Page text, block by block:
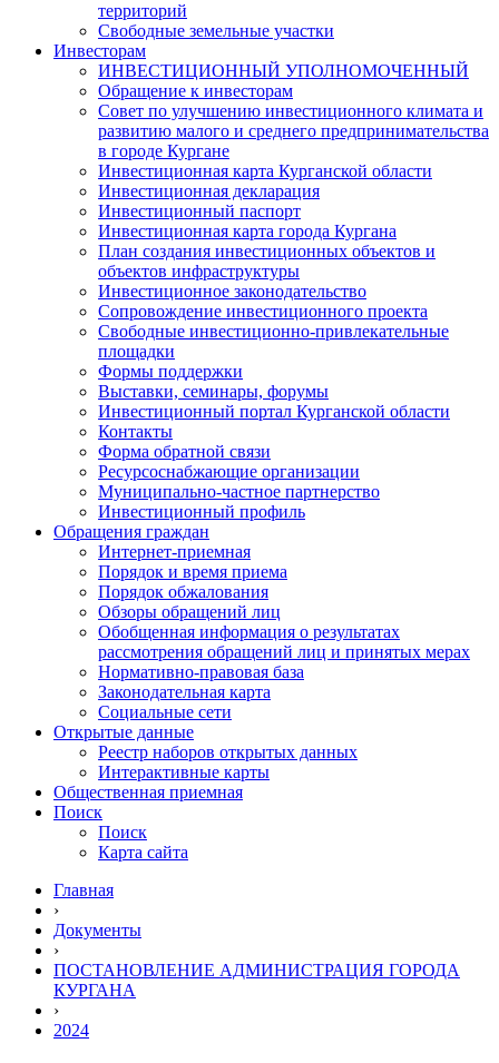
территорий
Свободные земельные участки
Инвесторам
ИНВЕСТИЦИОННЫЙ УПОЛНОМОЧЕННЫЙ
Обращение к инвесторам
Совет по улучшению инвестиционного климата и
развитию малого и среднего предпринимательства
в городе Кургане
Инвестиционная карта Курганской области
Инвестиционная декларация
Инвестиционный паспорт
Инвестиционная карта города Кургана
План создания инвестиционных объектов и
объектов инфраструктуры
Инвестиционное законодательство
Сопровождение инвестиционного проекта
Свободные инвестиционно-привлекательные
площадки
Формы поддержки
Выставки, семинары, форумы
Инвестиционный портал Курганской области
Контакты
Форма обратной связи
Ресурсоснабжающие организации
Муниципально-частное партнерство
Инвестиционный профиль
Обращения граждан
Интернет-приемная
Порядок и время приема
Порядок обжалования
Обзоры обращений лиц
Обобщенная информация о результатах
рассмотрения обращений лиц и принятых мерах
Нормативно-правовая база
Законодательная карта
Социальные сети
Открытые данные
Реестр наборов открытых данных
Интерактивные карты
Общественная приемная
Поиск
Поиск
Карта сайта
Главная
›
Документы
›
ПОСТАНОВЛЕНИЕ АДМИНИСТРАЦИЯ ГОРОДА
КУРГАНА
›
2024